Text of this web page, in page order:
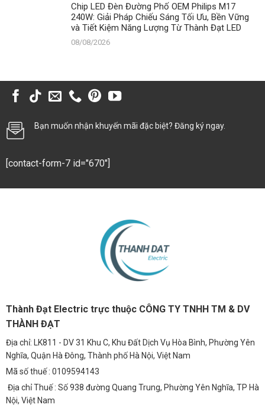
Chip LED Đèn Đường Phố OEM Philips M17
240W: Giải Pháp Chiếu Sáng Tối Ưu, Bền Vững
và Tiết Kiệm Năng Lượng Từ Thành Đạt LED
08/08/2026
Bạn muốn nhận khuyến mãi đặc biệt? Đăng ký ngay.
[contact-form-7 id="670"]
Thành Đạt Electric trực thuộc CÔNG TY TNHH TM & DV
THÀNH ĐẠT
Địa chỉ: LK811 - DV 31 Khu C, Khu Đất Dịch Vụ Hòa Bình, Phường Yên
Nghĩa, Quận Hà Đông, Thành phố Hà Nội, Việt Nam
Mã số thuế : 0109594143
Địa chỉ Thuế : Số 938 đường Quang Trung, Phường Yên Nghĩa, TP Hà
Nội, Việt Nam